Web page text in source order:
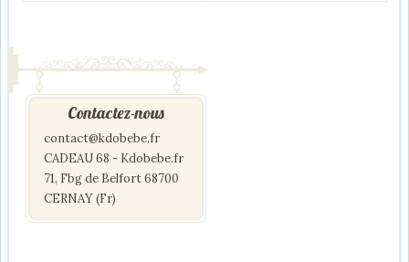
Contactez-nous
contact@kdobebe.fr
CADEAU 68 - Kdobebe.fr
71, Fbg de Belfort 68700
CERNAY (Fr)